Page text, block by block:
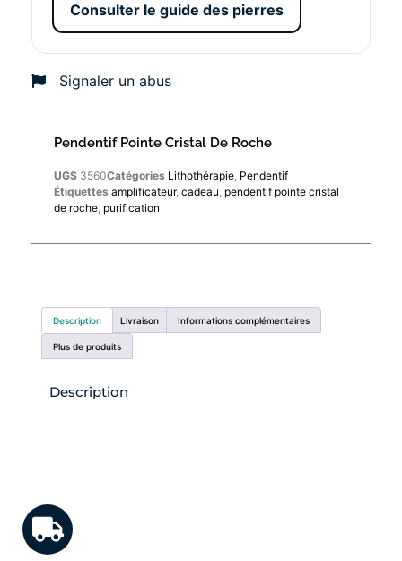
Consulter le guide des pierres
Signaler un abus
Pendentif Pointe Cristal De Roche
UGS 3560Catégories Lithothérapie, Pendentif
Étiquettes amplificateur, cadeau, pendentif pointe cristal
de roche, purification
Description Livraison Informations complémentaires
Plus de produits
Description